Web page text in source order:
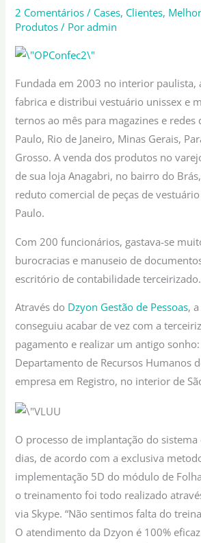
2 Comentários / Cases, Clientes,
Produtos / Poradmin
Fundada em 2003 no interior paulista,
fabrica e distribui vestuário unissex e
ternos ao mês para magazines e redes
Paulo, Rio de Janeiro, Minas Gerais,
Grosso. A venda dos produtos no
de sua loja Anagabri, no bairro do
reduto comercial de peças de
Paulo.
Com 200 funcionários, gastava-se
burocracias e manuseio de
escritório de contabilidade terceirizado.
Através do Dzyon Gestão de Pessoas,
conseguiu acabar de vez com a
pagamento e realizar um antigo
Departamento de Recursos Humanos
empresa em Registro, no interior de
O processo de implantação do
dias, de acordo com a exclusiva
implementação 5D do módulo de
o treinamento foi todo realizado
via Skype. “Não sentimos falta do
O atendimento da Dzyon é 100%